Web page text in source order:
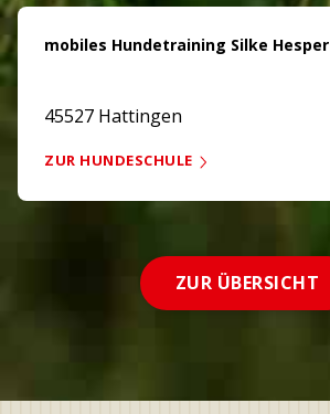
mobiles Hundetraining Silke Hesper
45527 Hattingen
ZUR HUNDESCHULE
ZUR ÜBERSICHT